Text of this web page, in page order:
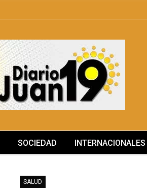
SOCIEDAD INTERNACIONALES
SALUD